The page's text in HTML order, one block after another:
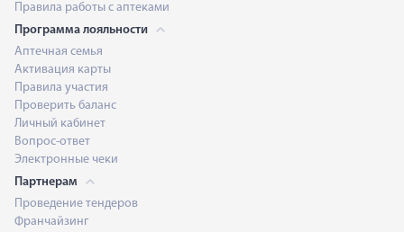
Правила работы с аптеками
Программа лояльности
Аптечная семья
Активация карты
Правила участия
Проверить баланс
Личный кабинет
Вопрос-ответ
Электронные чеки
Партнерам
Проведение тендеров
Франчайзинг